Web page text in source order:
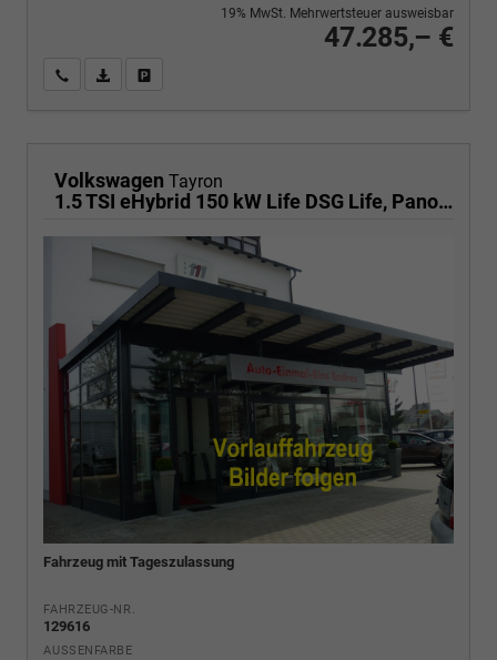
47.285,– €
19% MwSt. Mehrwertsteuer ausweisbar
Wir rufen Sie anPDF-Fahrzeugexposé drucken
Volkswagen Tayron
1.5 TSI eHybrid 150 kW Life DSG Life, Pano, HuD, AHK, LED-Plus, Navi, 18-Zoll, 5-J Garantie
Fahrzeug mit Tageszulassung
FAHRZEUG-NR.
129616
AUSSENFARBE